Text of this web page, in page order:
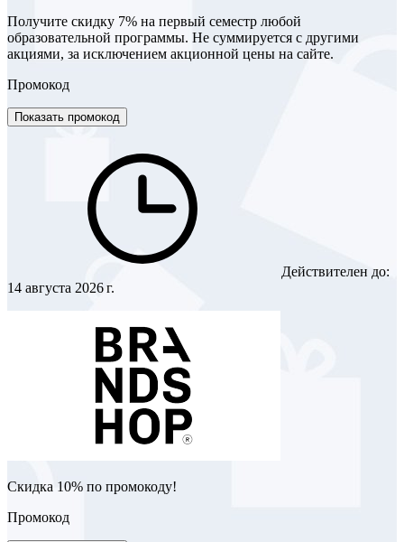
Получите скидку 7% на первый семестр любой
образовательной программы. Не суммируется с другими
акциями, за исключением акционной цены на сайте.
Промокод
Показать промокод
Действителен до:
14 августа 2026 г.
Скидка 10% по промокоду!
Промокод